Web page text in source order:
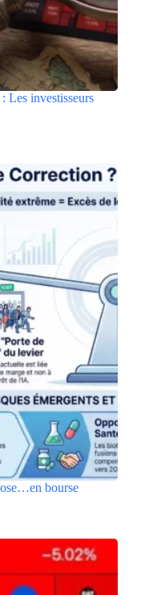
Les investisseurs
bourse